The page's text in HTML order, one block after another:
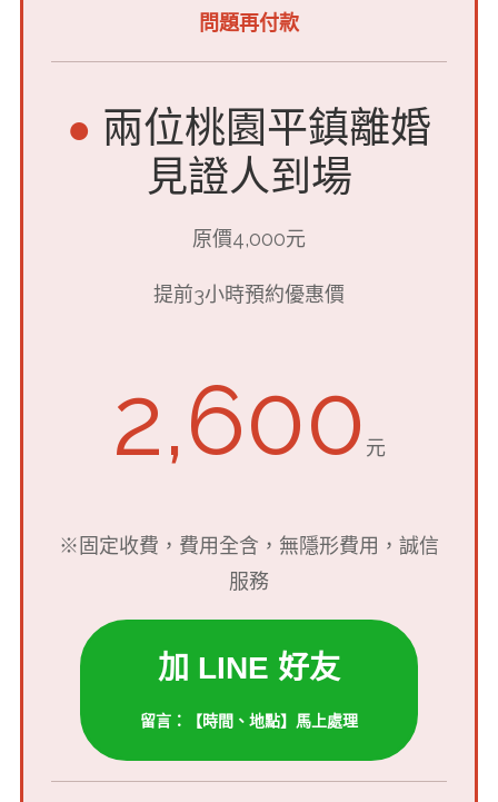
問題再付款
● 兩位桃園平鎮離婚
見證人到場
原價4,000元
提前3小時預約優惠價
2,600 元
※固定收費，費用全含，無隱形費用，誠信
服務
加 LINE 好友
留言：【時間、地點】馬上處理